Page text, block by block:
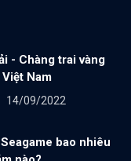
- Chàng trai vàng
Nam
14/09/2022
bao nhiêu